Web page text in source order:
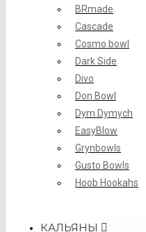
BRmade
Cascade
Cosmo bowl
Dark Side
Divo
Don Bowl
Dym Dymych
EasyBlow
Grynbowls
Gusto Bowls
Hoob Hookahs
КАЛЬЯНЫ